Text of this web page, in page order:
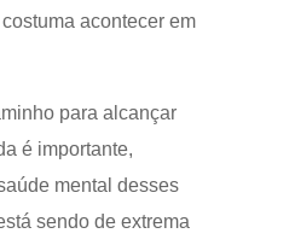
acontecer em
para alcançar
é importante,
mental desses
sendo de extrema